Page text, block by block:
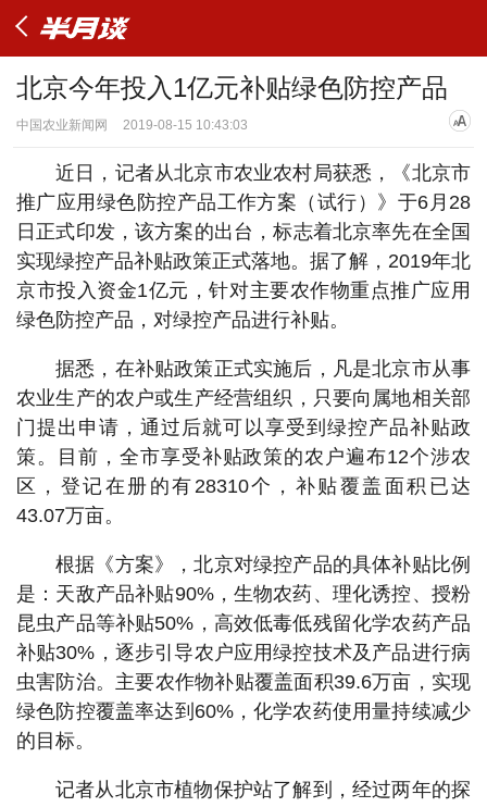
北京今年投入1亿元补贴绿色防控产品
中国农业新闻网 2019-08-15 10:43:03
近日，记者从北京市农业农村局获悉，《北京市
推广应用绿色防控产品工作方案（试行）》于6月28
日正式印发，该方案的出台，标志着北京率先在全国
实现绿控产品补贴政策正式落地。据了解，2019年北
京市投入资金1亿元，针对主要农作物重点推广应用
绿色防控产品，对绿控产品进行补贴。
据悉，在补贴政策正式实施后，凡是北京市从事
农业生产的农户或生产经营组织，只要向属地相关部
门提出申请，通过后就可以享受到绿控产品补贴政
策。目前，全市享受补贴政策的农户遍布12个涉农
区，登记在册的有28310个，补贴覆盖面积已达
43.07万亩。
根据《方案》，北京对绿控产品的具体补贴比例
是：天敌产品补贴90%，生物农药、理化诱控、授粉
昆虫产品等补贴50%，高效低毒低残留化学农药产品
补贴30%，逐步引导农户应用绿控技术及产品进行病
虫害防治。主要农作物补贴覆盖面积39.6万亩，实现
绿色防控覆盖率达到60%，化学农药使用量持续减少
的目标。
记者从北京市植物保护站了解到，经过两年的探